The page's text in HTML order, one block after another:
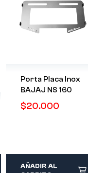
Porta Placa Inox
BAJAJ NS 160
$20.000
AÑADIR AL